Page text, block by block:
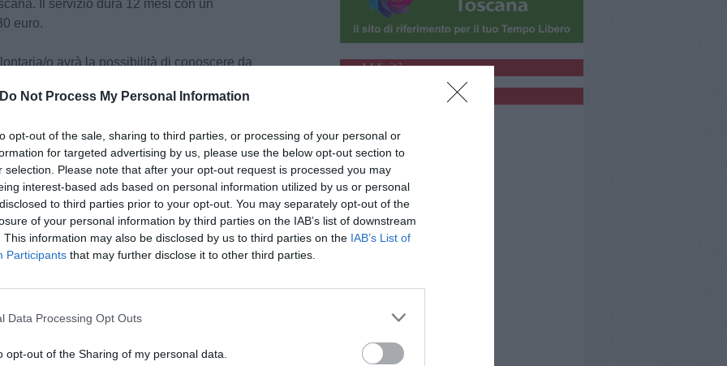
Do Not Process My Personal Information
opt-out of the sale, sharing to third parties, or processing of your personal or
for targeted advertising by us, please use the below opt-out section to
selection. Please note that after your opt-out request is processed you may
interest-based ads based on personal information utilized by us or personal
to third parties prior to your opt-out. You may separately opt-out of the
of your personal information by third parties on the IAB’s list of downstream
This information may also be disclosed by us to third parties on the IAB’s List of
Participants that may further disclose it to other third parties.
Data Processing Opt Outs
opt-out of the Sharing of my personal data.
Il servizio dura 12 mesi con un
euro.
o avrà la possibilità di conoscere da
del servizio bibliotecario: dal front office al
bibliografica fino alle attività che ruotano
è offrirgli una panoramica completa di
partecipare attivamente a tutti i progetti,
attività rivolte ai bambini” Daniela Brenci,
Promozione del Territorio, Musei e Biblioteca
entro le ore 12:00 del 10 giugno 2026 sulla
https://servizi.toscana.it/sis/DASC
pubblicità